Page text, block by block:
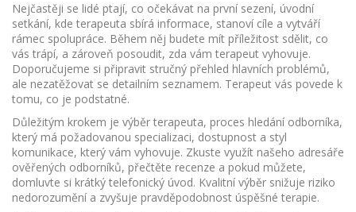
Nejčastěji se lidé ptají, co očekávat na první sezení, úvodní
setkání, kde terapeuta sbírá informace, stanoví cíle a vytváří
rámec spolupráce. Během něj budete mít příležitost sdělit, co
vás trápí, a zároveň posoudit, zda vám terapeut vyhovuje.
Doporučujeme si připravit stručný přehled hlavních problémů,
ale nezatěžovat se detailním seznamem. Terapeut vás povede k
tomu, co je podstatné.
Důležitým krokem je výběr terapeuta, proces hledání odborníka,
který má požadovanou specializaci, dostupnost a styl
komunikace, který vám vyhovuje. Zkuste využít našeho adresáře
ověřených odborníků, přečtěte recenze a pokud můžete,
domluvte si krátký telefonický úvod. Kvalitní výběr snižuje riziko
nedorozumění a zvyšuje pravděpodobnost úspěšné terapie.